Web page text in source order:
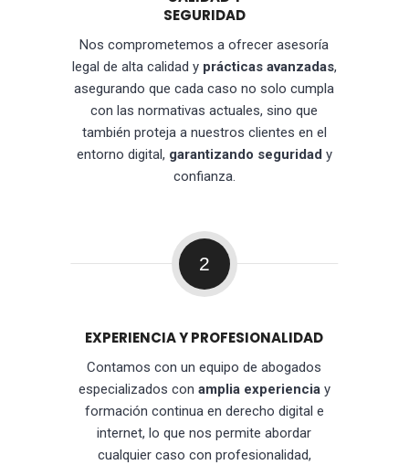
SEGURIDAD
Nos comprometemos a ofrecer asesoría
legal de alta calidad y prácticas avanzadas,
asegurando que cada caso no solo cumpla
con las normativas actuales, sino que
también proteja a nuestros clientes en el
entorno digital, garantizando seguridad y
confianza.
2
EXPERIENCIA Y PROFESIONALIDAD
Contamos con un equipo de abogados
especializados con amplia experienciay
formación continua en derecho digital e
internet, lo que nos permite abordar
cualquier caso con profesionalidad,